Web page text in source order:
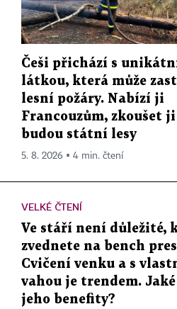
Češi přichází s
látkou, která může
lesní požáry. Nabízí ji
Francouzům, zkoušet ji
budou státní lesy
5. 8. 2026 ▪ 4 min. čtení
VELKÉ ČTENÍ
Ve stáří není důležité,
zvednete na bench
Cvičení venku a s
vahou je trendem.
jeho benefity?